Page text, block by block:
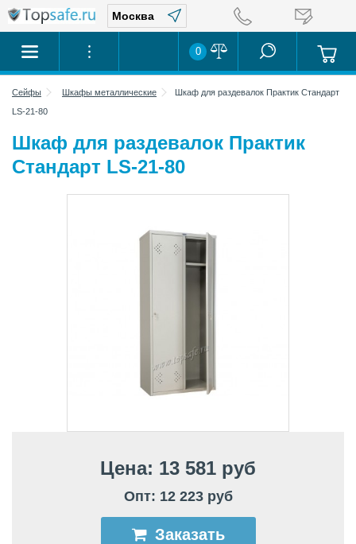
0
Сейфы Шкафы металлические
Шкаф для раздевалок Практик Стандарт
LS-21-80
Шкаф для раздевалок Практик
Стандарт LS-21-80
Цена: 13 581 руб
Опт: 12 223 руб
Заказать